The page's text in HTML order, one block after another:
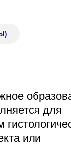
для
или